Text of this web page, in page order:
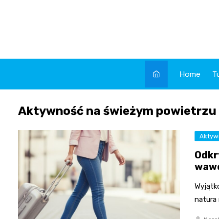
Home
Aktywność na świeżym powietrzu
natura